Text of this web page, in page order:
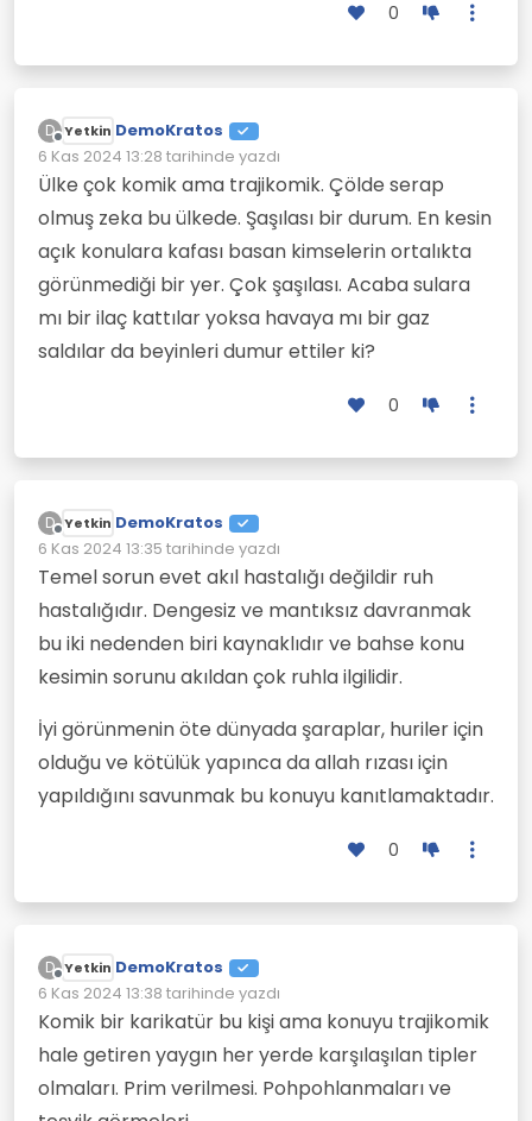
0
D
Çevrimdışı
Yetkin DemoKratos
6 Kas 2024 13:28 tarihinde yazdı
Son düzenleyen:
Ülke çok komik ama trajikomik. Çölde serap
olmuş zeka bu ülkede. Şaşılası bir durum. En kesin
açık konulara kafası basan kimselerin ortalıkta
görünmediği bir yer. Çok şaşılası. Acaba sulara
mı bir ilaç kattılar yoksa havaya mı bir gaz
saldılar da beyinleri dumur ettiler ki?
0
D
Çevrimdışı
Yetkin DemoKratos
6 Kas 2024 13:35 tarihinde yazdı
Son düzenleyen:
Temel sorun evet akıl hastalığı değildir ruh
hastalığıdır. Dengesiz ve mantıksız davranmak
bu iki nedenden biri kaynaklıdır ve bahse konu
kesimin sorunu akıldan çok ruhla ilgilidir.
İyi görünmenin öte dünyada şaraplar, huriler için
olduğu ve kötülük yapınca da allah rızası için
yapıldığını savunmak bu konuyu kanıtlamaktadır.
0
D
Çevrimdışı
Yetkin DemoKratos
6 Kas 2024 13:38 tarihinde yazdı
Son düzenleyen:
Komik bir karikatür bu kişi ama konuyu trajikomik
hale getiren yaygın her yerde karşılaşılan tipler
olmaları. Prim verilmesi. Pohpohlanmaları ve